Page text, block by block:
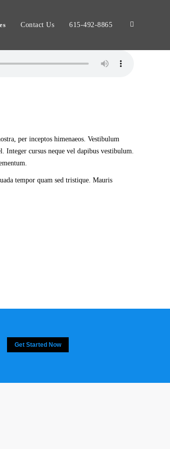
Contact Us 615-492-8865
per inceptos himenaeos. Vestibulum
Integer cursus neque vel dapibus vestibulum.
tempor quam sed tristique. Mauris
Get Started Now